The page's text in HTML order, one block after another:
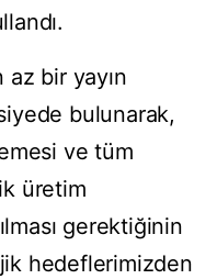
az bir yayın
bulunarak,
ve tüm
üretim
gerektiğinin
hedeflerimizden